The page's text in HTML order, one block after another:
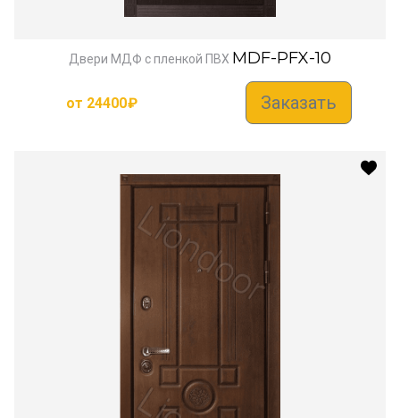
Двери МДФ с пленкой ПВХ MDF-PFX-10
от 24400₽ Заказать